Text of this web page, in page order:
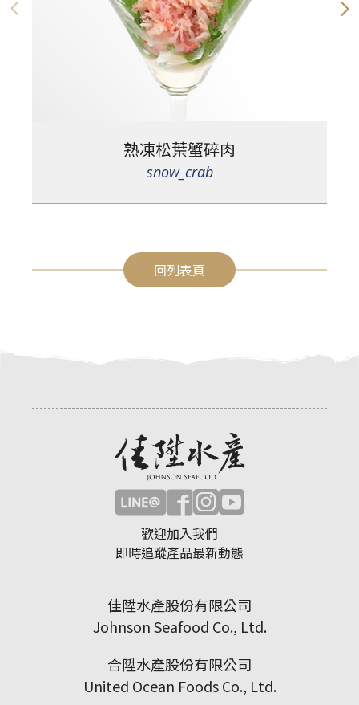
熟凍松葉蟹碎肉
snow_crab
回列表頁
歡迎加入我們
即時追蹤產品最新動態
佳陞水產股份有限公司
Johnson Seafood Co., Ltd.
合陞水產股份有限公司
United Ocean Foods Co., Ltd.